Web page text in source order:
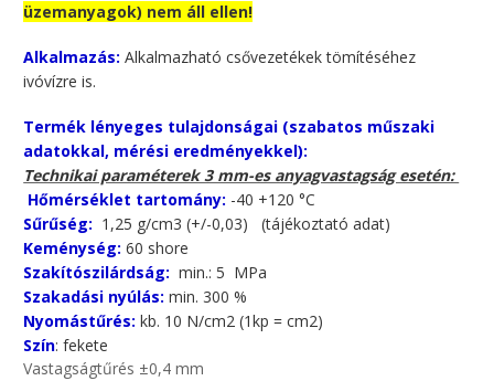
üzemanyagok) nem áll ellen!
Alkalmazás: Alkalmazható csővezetékek tömítéséhez
ivóvízre is.
Termék lényeges tulajdonságai (szabatos műszaki
adatokkal, mérési eredményekkel):
Technikai paraméterek 3 mm-es anyagvastagság esetén:
Hőmérséklet tartomány: -40 +120 °C
Sűrűség: 1,25 g/cm3 (+/-0,03) (tájékoztató adat)
Keménység:60 shore
Szakítószilárdság: min.: 5 MPa
Szakadási nyúlás: min. 300 %
Nyomástűrés: kb. 10 N/cm2 (1kp = cm2)
Szín: fekete
Vastagságtűrés ±0,4 mm